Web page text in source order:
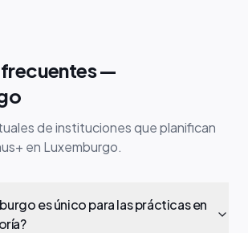
—
de instituciones que planifican
en Luxemburgo.
es único para las prácticas en